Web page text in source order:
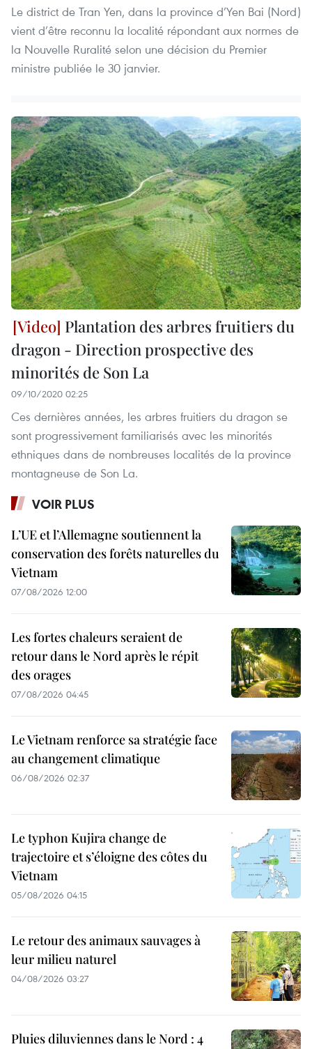
Le district de Tran Yen, dans la province d’Yen Bai (Nord)
vient d’être reconnu la localité répondant aux normes de
la Nouvelle Ruralité selon une décision du Premier
ministre publiée le 30 janvier.
Plantation des arbres fruitiers du
dragon - Direction prospective des
minorités de Son La
09/10/2020 02:25
Ces dernières années, les arbres fruitiers du dragon se
sont progressivement familiarisés avec les minorités
ethniques dans de nombreuses localités de la province
montagneuse de Son La.
VOIR PLUS
L’UE et l’Allemagne soutiennent la
conservation des forêts naturelles du
Vietnam
07/08/2026 12:00
Les fortes chaleurs seraient de
retour dans le Nord après le répit
des orages
07/08/2026 04:45
Le Vietnam renforce sa stratégie face
au changement climatique
06/08/2026 02:37
Le typhon Kujira change de
trajectoire et s’éloigne des côtes du
Vietnam
05/08/2026 04:15
Le retour des animaux sauvages à
leur milieu naturel
04/08/2026 03:27
Pluies diluviennes dans le Nord : 4